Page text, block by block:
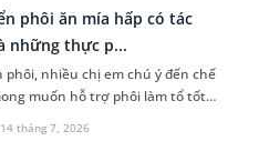
thuật ngay. Vậy nhân xơ tử
có hết không? Thuốc có thể
mất hay chỉ giúp kiểm soát
Bài viết dưới đây sẽ giúp bạn hiểu
điều trị nội khoa, những trường
thuốc và khi nào cần cân nhắc
tháng 7, 2026
phôi ăn mía hấp có tác
những thực p...
phôi, nhiều chị em chú ý đến chế
muốn hỗ trợ phôi làm tổ tốt
“mía hấp” được truyền tai nhau
giúp tăng tỷ lệ đậu thai. Vậy sau